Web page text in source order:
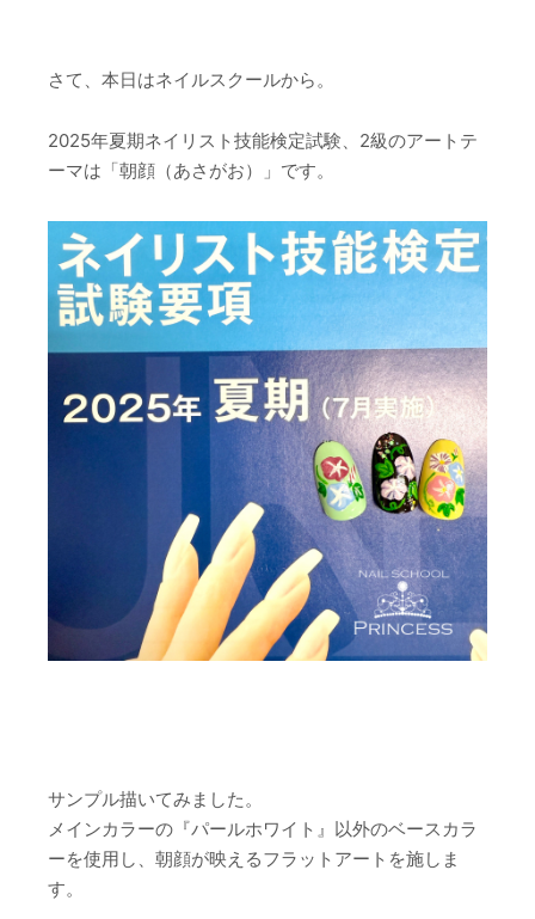
さて、本日はネイルスクールから。
2025年夏期ネイリスト技能検定試験、2級のアートテ
ーマは「朝顔（あさがお）」です。
サンプル描いてみました。
メインカラーの『パールホワイト』以外のベースカラ
ーを使用し、朝顔が映えるフラットアートを施しま
す。